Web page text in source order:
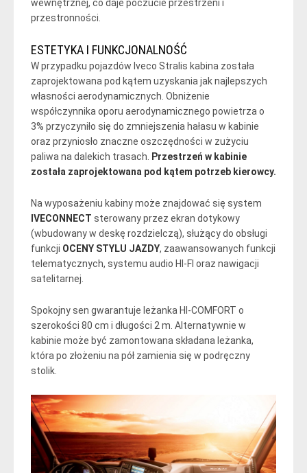
wewnętrznej, co daje poczucie przestrzeni i
przestronności.
ESTETYKA I FUNKCJONALNOŚĆ
W przypadku pojazdów Iveco Stralis kabina została
zaprojektowana pod kątem uzyskania jak najlepszych
własności aerodynamicznych. Obniżenie
współczynnika oporu aerodynamicznego powietrza o
3% przyczyniło się do zmniejszenia hałasu w kabinie
oraz przyniosło znaczne oszczędności w zużyciu
paliwa na dalekich trasach. Przestrzeń w kabinie
została zaprojektowana pod kątem potrzeb kierowcy.
Na wyposażeniu kabiny może znajdować się system
IVECONNECT sterowany przez ekran dotykowy
(wbudowany w deskę rozdzielczą), służący do obsługi
funkcji OCENY STYLU JAZDY, zaawansowanych funkcji
telematycznych, systemu audio HI-FI oraz nawigacji
satelitarnej.
Spokojny sen gwarantuje leżanka HI-COMFORT o
szerokości 80 cm i długości 2 m. Alternatywnie w
kabinie może być zamontowana składana leżanka,
która po złożeniu na pół zamienia się w podręczny
stolik.